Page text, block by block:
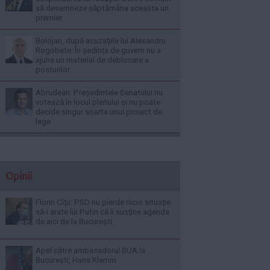
să desemneze săptămâna aceasta un
premier
Bolojan, după acuzațiile lui Alexandru
Rogobete: În ședința de guvern nu a
ajuns un material de deblocare a
posturilor
Abrudean: Președintele Senatului nu
votează în locul plenului și nu poate
decide singur soarta unui proiect de
lege
Opinii
Florin Cîţu: PSD nu pierde nicio situaţie
să-i arate lui Putin că îi susţine agenda
de aici de la Bucureşti
Apel către ambasadorul SUA la
București, Hans Klemm